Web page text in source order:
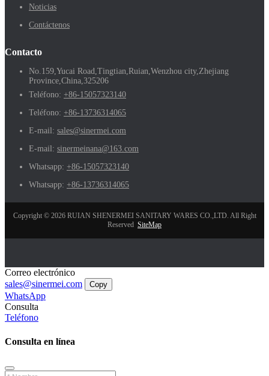
Noticias
Contáctenos
Contacto
No.159,Yucai Road,Tingtian,Ruian,Wenzhou city,Zhejiang
Province,China,325206
Teléfono: +86-15057323140
Teléfono: +86-13736314065
E-mail: sales@sinermei.com
E-mail: sinermeinana@163.com
Whatsapp: +86-15057323140
Whatsapp: +86-13736314065
Copyright © 2026 RUIAN SHENERMEI SANITARY WARES CO.,LTD. All Right
Reserved SiteMap
Correo electrónico
sales@sinermei.com
Copy
WhatsApp
Consulta
Teléfono
Consulta en línea